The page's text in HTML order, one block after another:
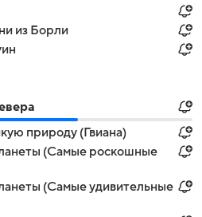
из Борли
природу (Гвиана)
(Самые роскошные
(Самые удивительные